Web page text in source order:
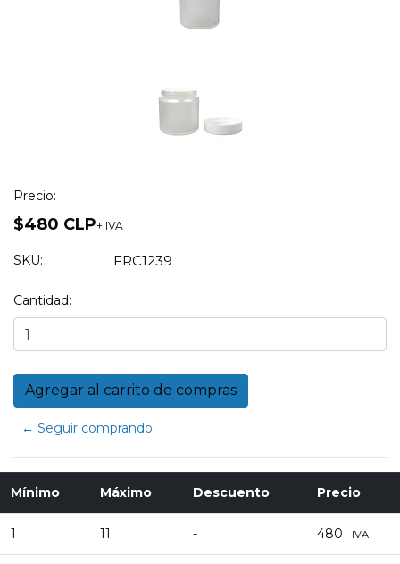
Precio:
$480 CLP+ IVA
SKU: FRC1239
Cantidad:
← Seguir comprando
Mínimo Máximo Descuento Precio
1 11 - 480+ IVA